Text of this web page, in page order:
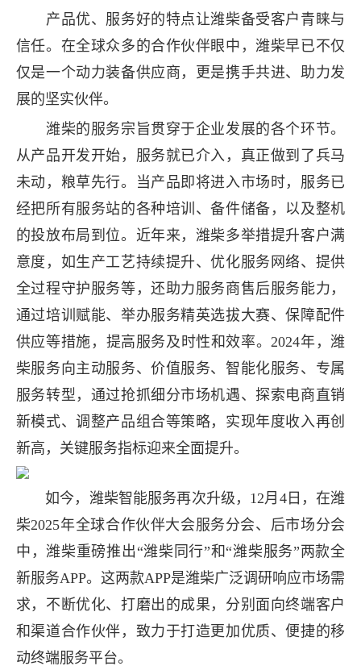
产品优、服务好的特点让潍柴备受客户青睐与
信任。在全球众多的合作伙伴眼中，潍柴早已不仅
仅是一个动力装备供应商，更是携手共进、助力发
展的坚实伙伴。
潍柴的服务宗旨贯穿于企业发展的各个环节。
从产品开发开始，服务就已介入，真正做到了兵马
未动，粮草先行。当产品即将进入市场时，服务已
经把所有服务站的各种培训、备件储备，以及整机
的投放布局到位。近年来，潍柴多举措提升客户满
意度，如生产工艺持续提升、优化服务网络、提供
全过程守护服务等，还助力服务商售后服务能力，
通过培训赋能、举办服务精英选拔大赛、保障配件
供应等措施，提高服务及时性和效率。2024年，潍
柴服务向主动服务、价值服务、智能化服务、专属
服务转型，通过抢抓细分市场机遇、探索电商直销
新模式、调整产品组合等策略，实现年度收入再创
新高，关键服务指标迎来全面提升。
如今，潍柴智能服务再次升级，12月4日，在潍
柴2025年全球合作伙伴大会服务分会、后市场分会
中，潍柴重磅推出“潍柴同行”和“潍柴服务”两款全
新服务APP。这两款APP是潍柴广泛调研响应市场需
求，不断优化、打磨出的成果，分别面向终端客户
和渠道合作伙伴，致力于打造更加优质、便捷的移
动终端服务平台。